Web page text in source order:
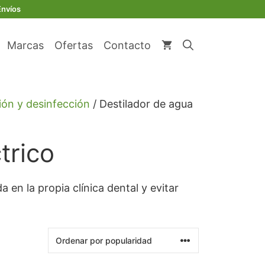
Marcas Ofertas Contacto
y desinfección / Destilador de agua
en la propia clínica dental y evitar